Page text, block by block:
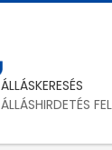
ÁLLÁSKERESÉS
ÁLLÁSHIRDETÉS